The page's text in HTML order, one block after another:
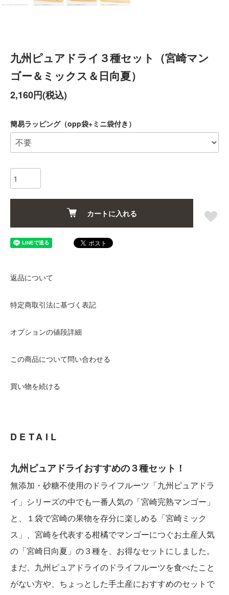
九州ピュアドライ３種セット（宮崎マン
ゴー＆ミックス＆日向夏）
2,160円(税込)
簡易ラッピング（opp袋+ミニ袋付き）
カートに入れる
返品について
特定商取引法に基づく表記
オプションの値段詳細
この商品について問い合わせる
買い物を続ける
DETAIL
九州ピュアドライおすすめの３種セット！
無添加・砂糖不使用のドライフルーツ「九州ピュアドラ
イ」シリーズの中でも一番人気の「宮崎完熟マンゴー」
と、１袋で宮崎の果物を存分に楽しめる「宮崎ミック
ス」、宮崎を代表する柑橘でマンゴーにつぐお土産人気
の「宮崎日向夏」の３種を、お得なセットにしました。
まだ、九州ピュアドライのドライフルーツを食べたこと
がない方や、ちょっとした手土産におすすめのセットで